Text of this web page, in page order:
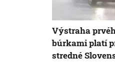
Výstraha
búrkami platí
stredné